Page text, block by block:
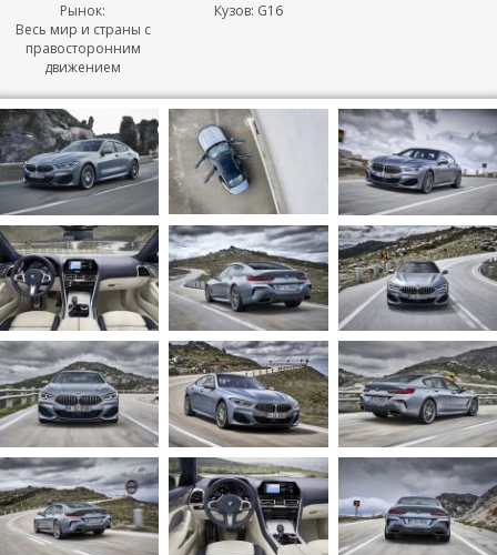
Рынок:
Весь мир и страны с
правосторонним
движением
Кузов: G16